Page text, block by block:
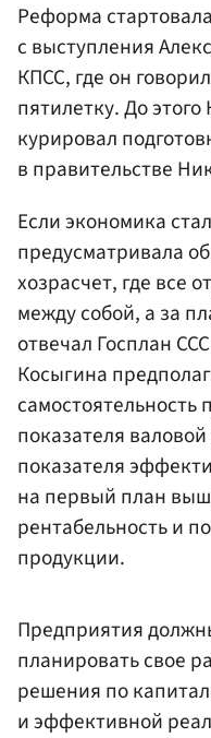
Реформа
с выступления
КПСС, где он
пятилетку. До
курировал
в правительстве
Если экономика
предусматривала
хозрасчет, где все
между собой, а за
отвечал Госплан
Косыгина
показателя
показателя
на первый план
рентабельность и
продукции.
Предприятия
планировать свое
решения по
и эффективной